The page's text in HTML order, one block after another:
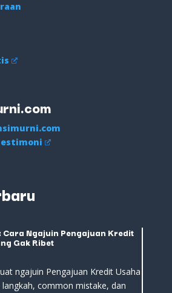
Ngajuin Pengajuan Kredit
Gak Ribet
ngajuin Pengajuan Kredit Usaha
langkah, common mistake, dan